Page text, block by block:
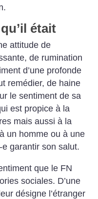
était
attitude de
de rumination
d’une profonde
remédier, de haine
le sentiment de sa
est propice à la
mais aussi à la
un homme ou à une
garantir son salut.
que le FN
sociales. D’une
désigne l’étranger